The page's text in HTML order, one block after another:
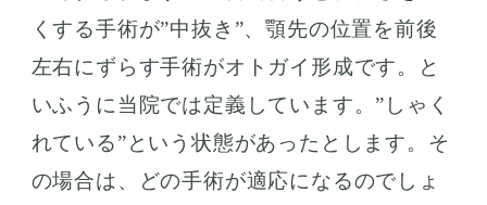
くする手術が”中抜き”、顎先の位置を前後
左右にずらす手術がオトガイ形成です。と
いふうに当院では定義しています。”しゃく
れている”という状態があったとします。そ
の場合は、どの手術が適応になるのでしょ